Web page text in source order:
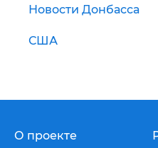
Новости Донбасса
США
О проекте